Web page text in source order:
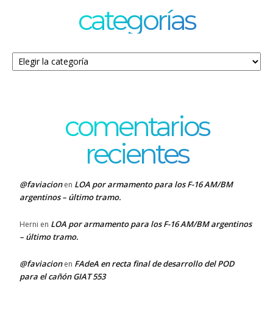
categorías
Categorías
comentarios
recientes
@faviacionen LOA por armamento para los F-16 AM/BM
argentinos – último tramo.
Herni en LOA por armamento para los F-16 AM/BM argentinos
– último tramo.
@faviacionen FAdeA en recta final de desarrollo del POD
para el cañón GIAT 553